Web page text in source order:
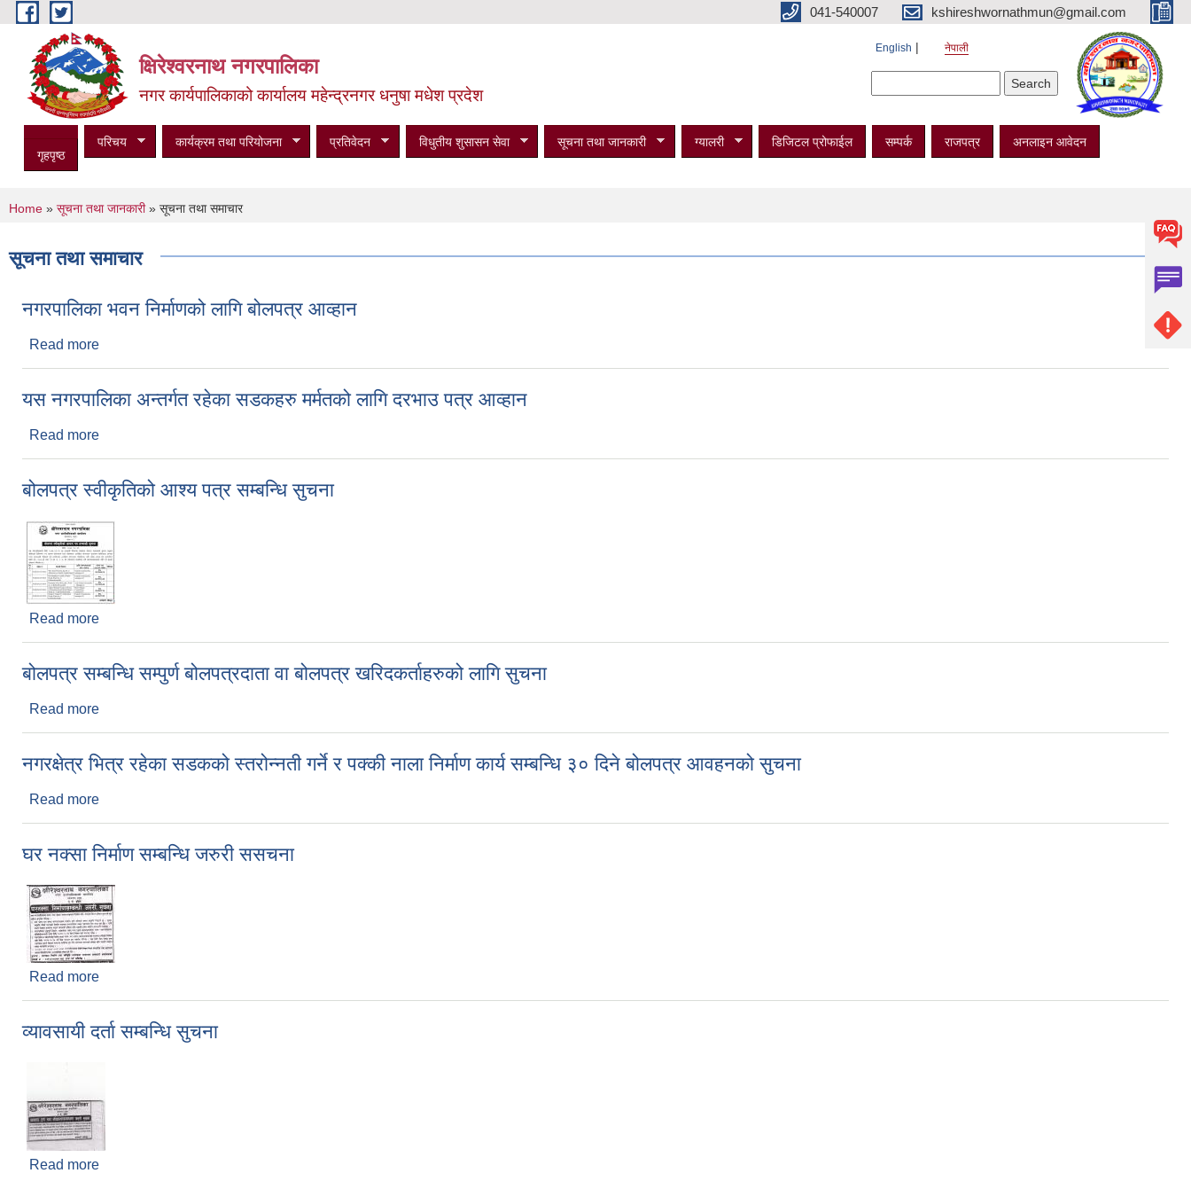
Skip to main content 041-540007 kshireshwornathmun@gmail.com
क्षिरेश्वरनाथ नगरपालिका
नगर कार्यपालिकाको कार्यालय महेन्द्रनगर धनुषा मधेश प्रदेश
English नेपाली
गृहपृष्ठ
परिचय कार्यक्रम तथा परियोजना प्रतिवेदन विधुतीय शुसासन सेवा सूचना तथा जानकारी ग्यालरी डिजिटल प्रोफाईल सम्पर्क राजपत्र अनलाइन आवेदन
You are here
Home » सूचना तथा जानकारी» सूचना तथा समाचार
सूचना तथा समाचार
नगरपालिका भवन निर्माणको लागि बोलपत्र आव्हान
Read more
यस नगरपालिका अन्तर्गत रहेका सडकहरु मर्मतको लागि दरभाउ पत्र आव्हान
Read more
बोलपत्र स्वीकृतिको आश्य पत्र सम्बन्धि सुचना
Read more
बोलपत्र सम्बन्धि सम्पुर्ण बोलपत्रदाता वा बोलपत्र खरिदकर्ताहरुको लागि सुचना
Read more
नगरक्षेत्र भित्र रहेका सडकको स्तरोन्नती गर्ने र पक्की नाला निर्माण कार्य सम्बन्धि ३० दिने बोलपत्र आवहनको सुचना
Read more
घर नक्सा निर्माण सम्बन्धि जरुरी ससचना
Read more
व्यावसायी दर्ता सम्बन्धि सुचना
Read more